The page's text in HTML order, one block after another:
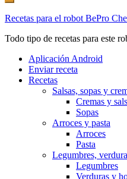
contenido
Recetas para el robot BePro
Todo tipo de recetas para este
Aplicación Android
Enviar receta
Recetas
Salsas, sopas y
Cremas y
Sopas
Arroces y pasta
Arroces
Pasta
Legumbres,
Legumbres
Verduras y